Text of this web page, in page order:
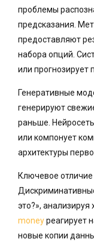
проблемы
предсказания.
предоставляют
набора опций.
или прогнозирует
Генеративные
генерируют
раньше.
или компонует
архитектуры
Ключевое отличие
это?», анализируя
moneyреагирует
новые копии